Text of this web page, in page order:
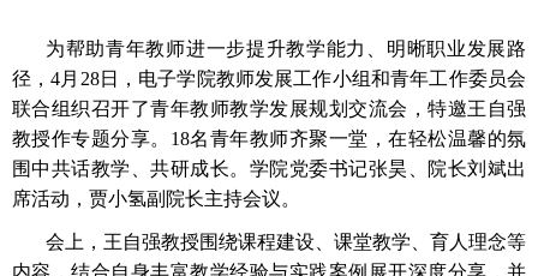
为帮助青年教师进一步提升教学能力、明晰职业发展路
径，4月 28日，电子学院教师发展工作小组和青年工作委员会
联合组织召开了青年教师教学发展规划交流会，特邀王自强
教授作专题分享。 18名青年教师齐聚一堂，在轻松温馨的氛
围中共话教学、共研成长。学院党委书记张昊、院长刘斌出
席活动，贾小氢副院长主持会议。
会上，王自强教授围绕课程建设、课堂教学、育人理念等
内容，结合自身丰富教学经验与实践案例展开深度分享，并